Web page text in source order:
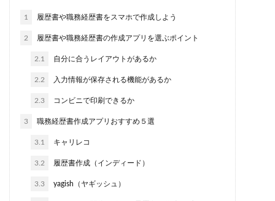
1 履歴書や職務経歴書をスマホで作成しよう
2 履歴書や職務経歴書の作成アプリを選ぶポイント
2.1 自分に合うレイアウトがあるか
2.2 入力情報が保存される機能があるか
2.3 コンビニで印刷できるか
3 職務経歴書作成アプリおすすめ５選
3.1 キャリレコ
3.2 履歴書作成（インディード）
3.3 yagish（ヤギッシュ）